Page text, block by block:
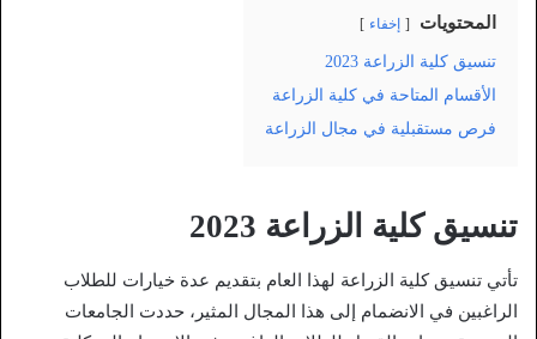
المحتويات إخفاء
تنسيق كلية الزراعة 2023
الأقسام المتاحة في كلية الزراعة
فرص مستقبلية في مجال الزراعة
تنسيق كلية الزراعة 2023
تأتي تنسيق كلية الزراعة لهذا العام بتقديم عدة خيارات للطلاب
الراغبين في الانضمام إلى هذا المجال المثير، حددت الجامعات